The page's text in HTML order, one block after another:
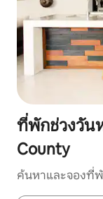
ที่พักช่วงวัน
County
ค้นหาและจองที่พั